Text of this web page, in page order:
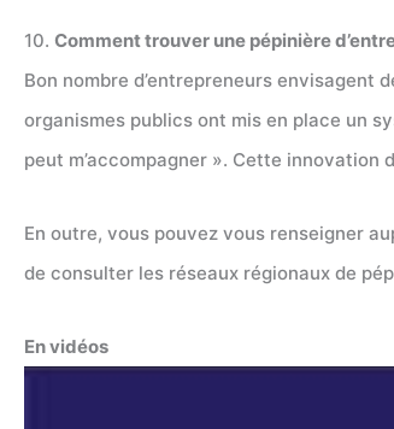
10. Comment trouver une pépinière
Bon nombre d’entrepreneurs envisagent
organismes publics ont mis en place un
peut m’accompagner ». Cette
En outre, vous pouvez vous renseigner
de consulter les réseaux régionaux de
En vidéos